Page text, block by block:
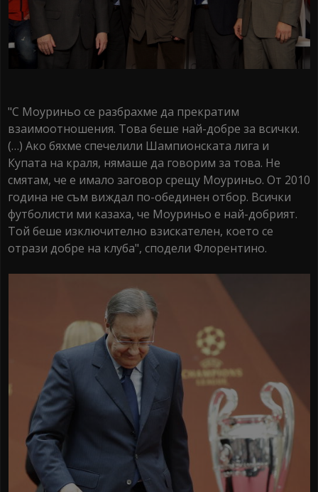
"С Моуриньо се разбрахме да прекратим
взаимоотношения. Това беше най-добре за всички.
(…) Ако бяхме спечелили Шампионската лига и
Купата на краля, нямаше да говорим за това. Не
смятам, че е имало заговор срещу Моуриньо. От 2010
година не съм виждал по-обединен отбор. Всички
футболисти ми казаха, че Моуриньо е най-добрият.
Той беше изключително взискателен, което се
отрази добре на клуба", сподели Флорентино.